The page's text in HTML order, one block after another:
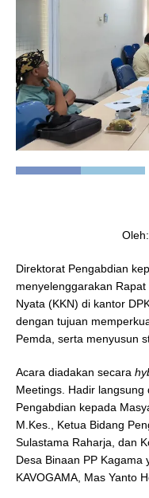
Direktorat Pengabdian
menyelenggarakan
Nyata (KKN) di kantor
dengan tujuan
Pemda, serta menyusun
Acara diadakan secara
Meetings. Hadir
Pengabdian kepada
M.Kes., Ketua Bidang
Sulastama Raharja, dan
Desa Binaan PP Kagama
KAVOGAMA, Mas Yanto